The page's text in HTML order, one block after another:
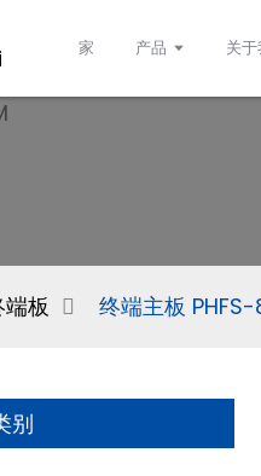
家 产品 关
端板 终端主板
别